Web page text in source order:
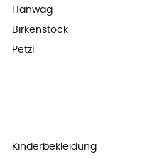
Hanwag
Birkenstock
Petzl
Kinderbekleidung